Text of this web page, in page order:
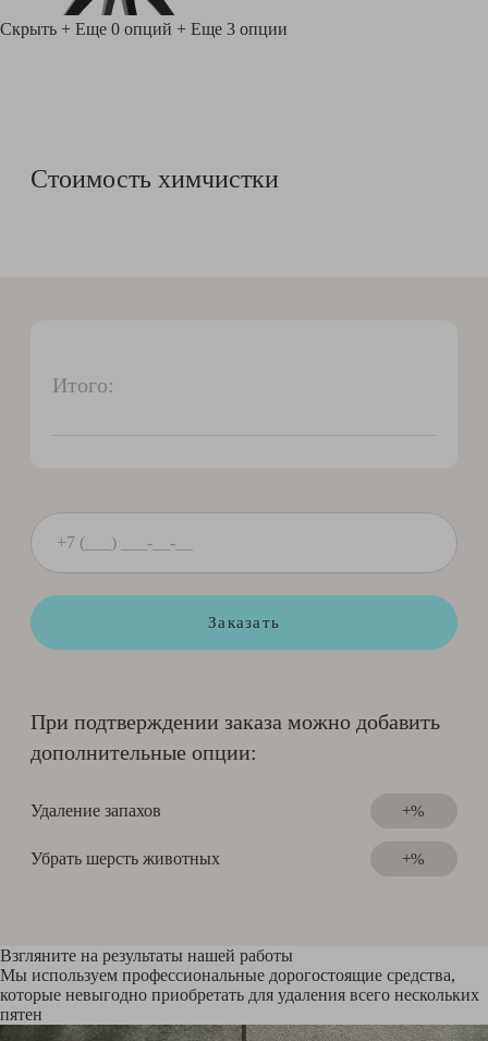
Скрыть + Еще 0 опций + Еще 3 опции
Стоимость химчистки
Итого:
Заказать
При подтверждении заказа можно добавить
дополнительные опции:
Удаление запахов +%
Убрать шерсть животных +%
Взгляните на результаты нашей работы
Мы используем профессиональные дорогостоящие средства,
которые невыгодно приобретать для удаления всего нескольких
пятен